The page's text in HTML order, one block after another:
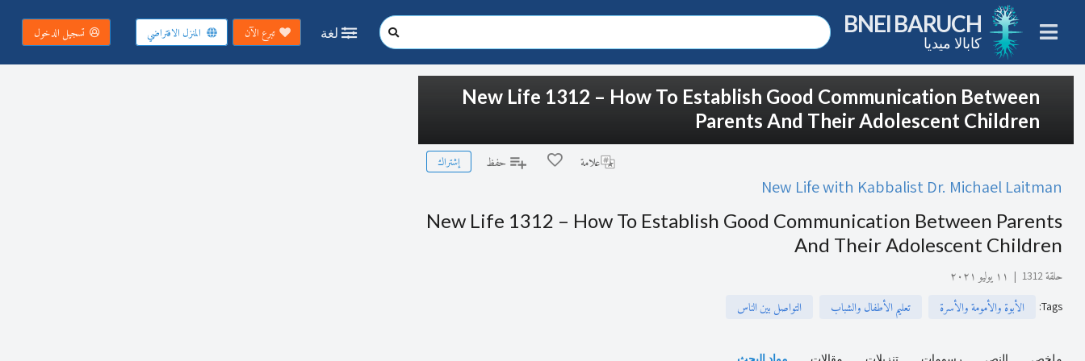
BNEI BARUCH
كابالا ميديا
لغة تبرع الآن المنزل الافتراضي تسجيل الدخول
New Life 1312 – How To Establish Good Communication Between
Parents And Their Adolescent Children
علامة حفظ إشتراك
New Life with Kabbalist Dr. Michael Laitman
New Life 1312 – How To Establish Good Communication Between Parents
And Their Adolescent Children
حلقة 1312 | ١١ يوليو ٢٠٢١
Tags
: الأبوة والأمومة والأسرة تعليم الأطفال والشباب التواصل بين الناس
ملخص النص رسومات تنزيلات مقالات مواد البحث